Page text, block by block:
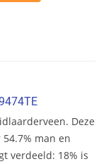
Deze
man en
verdeeld: 18% is